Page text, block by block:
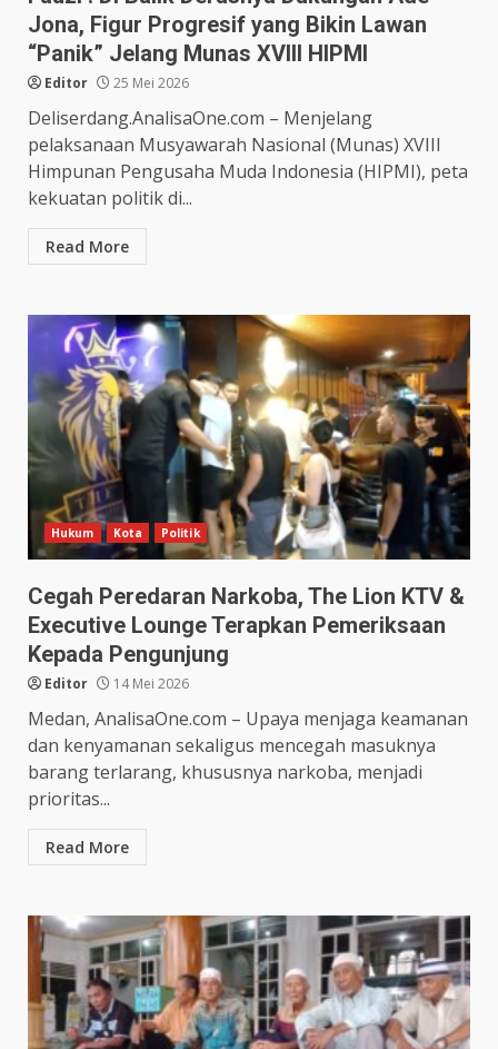
Jona, Figur Progresif yang Bikin Lawan
“Panik” Jelang Munas XVIII HIPMI
Editor 25 Mei 2026
Deliserdang.AnalisaOne.com – Menjelang
pelaksanaan Musyawarah Nasional (Munas) XVIII
Himpunan Pengusaha Muda Indonesia (HIPMI), peta
kekuatan politik di...
Read More
Hukum Kota Politik
Cegah Peredaran Narkoba, The Lion KTV &
Executive Lounge Terapkan Pemeriksaan
Kepada Pengunjung
Editor 14 Mei 2026
Medan, AnalisaOne.com – Upaya menjaga keamanan
dan kenyamanan sekaligus mencegah masuknya
barang terlarang, khususnya narkoba, menjadi
prioritas...
Read More